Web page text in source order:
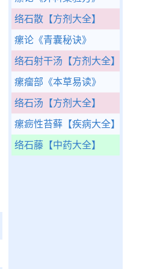
络石散 【方剂大全】
瘰论 《青囊秘诀》
络石射干汤 【方剂大全】
瘰瘤部 《本草易读》
络石汤 【方剂大全】
瘰疬性苔藓 【疾病大全】
络石藤 【中药大全】